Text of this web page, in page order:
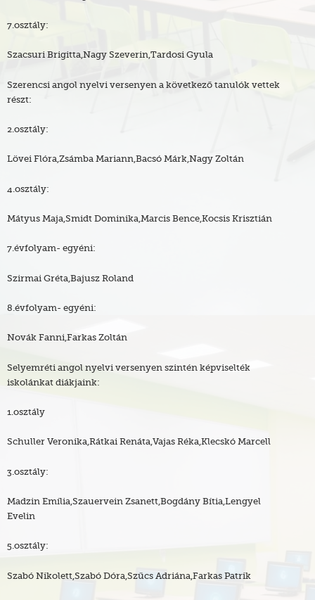
7.osztály:
Szacsuri Brigitta,Nagy Szeverin,Tardosi Gyula
Szerencsi angol nyelvi versenyen a következő tanulók vettek
részt:
2.osztály:
Lövei Flóra,Zsámba Mariann,Bacsó Márk,Nagy Zoltán
4.osztály:
Mátyus Maja,Smidt Dominika,Marcis Bence,Kocsis Krisztián
7.évfolyam- egyéni:
Szirmai Gréta,Bajusz Roland
8.évfolyam- egyéni:
Novák Fanni,Farkas Zoltán
Selyemréti angol nyelvi versenyen szintén képviselték
iskolánkat diákjaink:
1.osztály
Schuller Veronika,Rátkai Renáta,Vajas Réka,Klecskó Marcell
3.osztály:
Madzin Emília,Szauervein Zsanett,Bogdány Bítia,Lengyel
Evelin
5.osztály:
Szabó Nikolett,Szabó Dóra,Szűcs Adriána,Farkas Patrik